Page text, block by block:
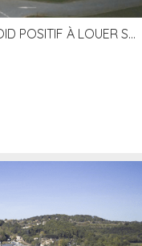
PLATEFORME LOGISTIQUE AVEC FROID POSITIF À LOUER SECTEUR NIORT (79)